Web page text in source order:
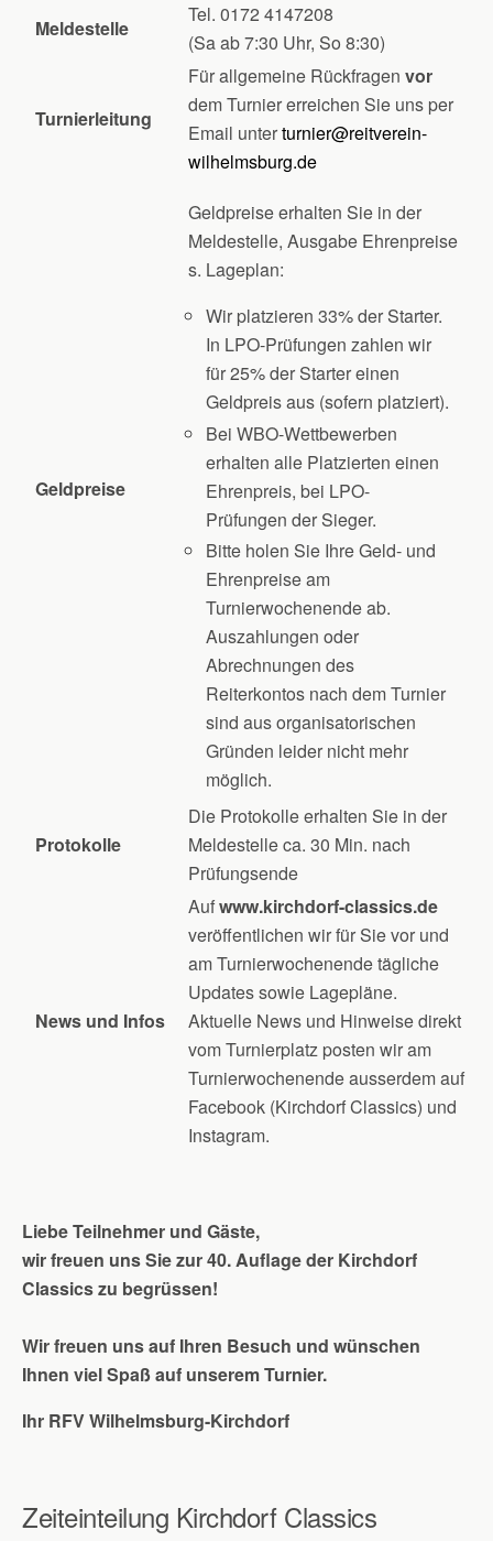
Meldestelle
Tel. 0172 4147208
(Sa ab 7:30 Uhr, So 8:30)
Turnierleitung
Für allgemeine Rückfragen vor
dem Turnier erreichen Sie uns per
Email unterturnier@reitverein-
wilhelmsburg.de
Geldpreise
Geldpreise erhalten Sie in der
Meldestelle, Ausgabe Ehrenpreise
s. Lageplan:
Wir platzieren 33% der Starter.
In LPO-Prüfungen zahlen wir
für 25% der Starter einen
Geldpreis aus (sofern platziert).
Bei WBO-Wettbewerben
erhalten alle Platzierten einen
Ehrenpreis, bei LPO-
Prüfungen der Sieger.
Bitte holen Sie Ihre Geld- und
Ehrenpreise am
Turnierwochenende ab.
Auszahlungen oder
Abrechnungen des
Reiterkontos nach dem Turnier
sind aus organisatorischen
Gründen leider nicht mehr
möglich.
Protokolle
Die Protokolle erhalten Sie in der
Meldestelle ca. 30 Min. nach
Prüfungsende
News und Infos
Aufwww.kirchdorf-classics.de
veröffentlichen wir für Sie vor und
am Turnierwochenende tägliche
Updates sowie Lagepläne.
Aktuelle News und Hinweise direkt
vom Turnierplatz posten wir am
Turnierwochenende ausserdem auf
Facebook (Kirchdorf Classics) und
Instagram.
Liebe Teilnehmer und Gäste,
wir freuen uns Sie zur 40. Auflage der Kirchdorf
Classics zu begrüssen!
Wir freuen uns auf Ihren Besuch und wünschen
Ihnen viel Spaß auf unserem Turnier.
Ihr RFV Wilhelmsburg-Kirchdorf
Zeiteinteilung Kirchdorf Classics